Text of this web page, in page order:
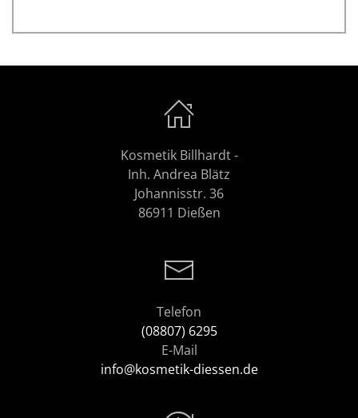
Kosmetik Billhardt -
Inh. Andrea Blätz
Johannisstr. 36
86911 Dießen
Telefon
(08807) 6295
E-Mail
info@kosmetik-diessen.de